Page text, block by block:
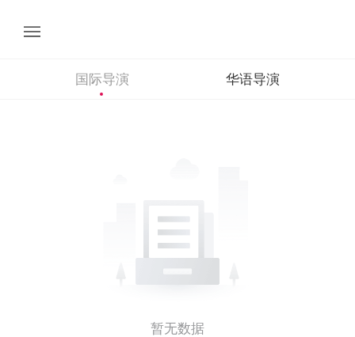
国际导演 华语导演
暂无数据